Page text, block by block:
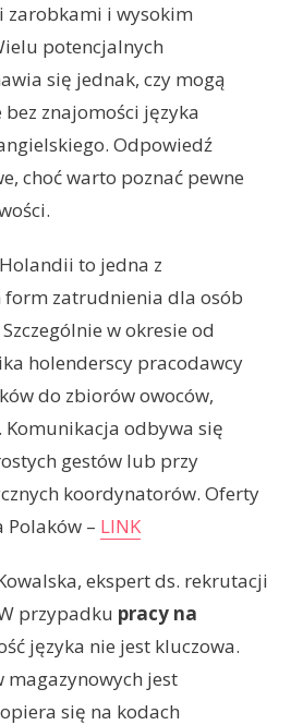
i wysokim
potencjalnych
się jednak, czy mogą
znajomości języka
Odpowiedź
choć warto poznać pewne
to jedna z
zatrudnienia dla osób
w okresie od
holenderscy pracodawcy
do zbiorów owoców,
Komunikacja odbywa się
gestów lub przy
koordynatorów. Oferty
– LINK
ekspert ds. rekrutacji
przypadku pracy na
języka nie jest kluczowa.
magazynowych jest
się na kodach